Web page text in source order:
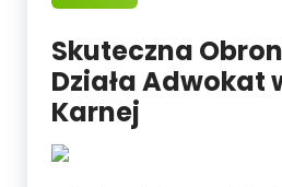
Skuteczna
Działa Adwokat
Karnej